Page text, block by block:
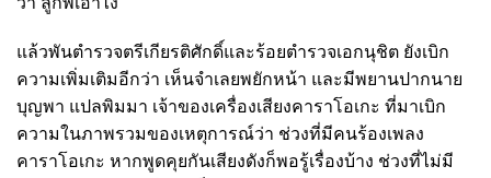
แล้วพันตํารวจตรีเกียรติศักดิ์และร้อยตํารวจเอกนุชิต ยังเบิก
ความเพิ่มเติมอีกว่า เห็นจําเลยพยักหน้า และมีพยานปากนาย
บุญพา แปลพิมมา เจ้าของเครื่องเสียงคาราโอเกะ ที่มาเบิก
ความในภาพรวมของเหตุการณ์ว่า ช่วงที่มีคนร้องเพลง
คาราโอเกะ หากพูดคุยกันเสียงดังก็พอรู้เรื่องบ้าง ช่วงที่ไม่มี